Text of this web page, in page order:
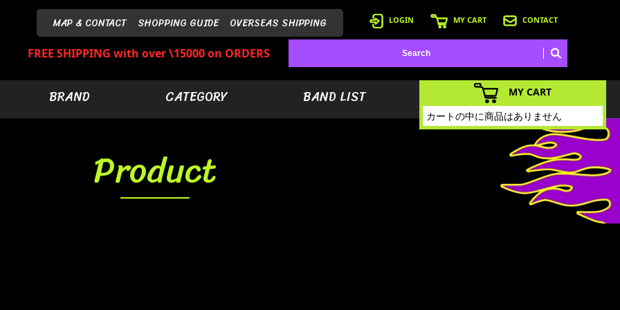
MAP & CONTACT SHOPPING GUIDE OVERSEAS SHIPPING LOGIN MY CART CONTACT
FREE SHIPPING with over \15000 on ORDERS
BRAND CATEGORY BAND LIST
Product
MY CART
カートの中に商品はありません